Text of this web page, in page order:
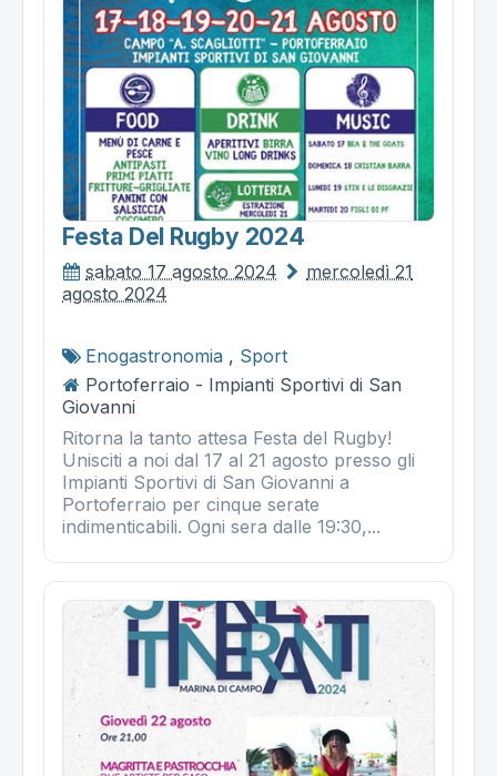
Festa Del Rugby 2024
sabato 17 agosto 2024
mercoledì 21
agosto 2024
Enogastronomia , Sport
Portoferraio - Impianti Sportivi di San
Giovanni
Ritorna la tanto attesa Festa del Rugby!
Unisciti a noi dal 17 al 21 agosto presso gli
Impianti Sportivi di San Giovanni a
Portoferraio per cinque serate
indimenticabili. Ogni sera dalle 19:30,...